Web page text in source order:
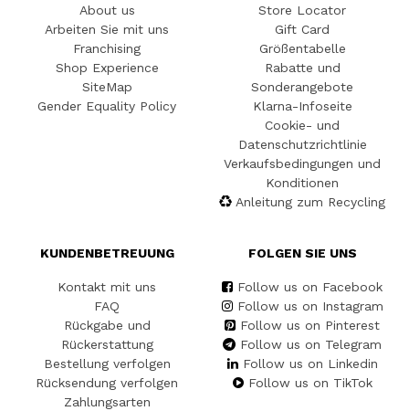
About us
Arbeiten Sie mit uns
Franchising
Shop Experience
SiteMap
Gender Equality Policy
Store Locator
Gift Card
Größentabelle
Rabatte und
Sonderangebote
Klarna-Infoseite
Cookie- und
Datenschutzrichtlinie
Verkaufsbedingungen und
Konditionen
Anleitung zum Recycling
KUNDENBETREUUNG
Kontakt mit uns
FAQ
Rückgabe und
Rückerstattung
Bestellung verfolgen
Rücksendung verfolgen
Zahlungsarten
FOLGEN SIE UNS
Follow us on Facebook
Follow us on Instagram
Follow us on Pinterest
Follow us on Telegram
Follow us on Linkedin
Follow us on TikTok